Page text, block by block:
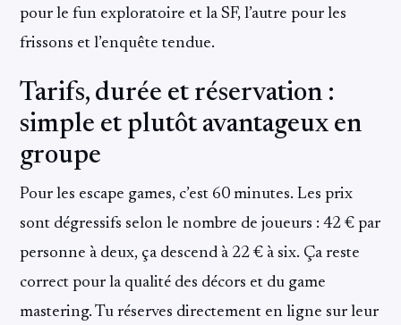
pour le fun exploratoire et la SF, l’autre pour les
frissons et l’enquête tendue.
Tarifs, durée et réservation :
simple et plutôt avantageux en
groupe
Pour les escape games, c’est 60 minutes. Les prix
sont dégressifs selon le nombre de joueurs : 42 € par
personne à deux, ça descend à 22 € à six. Ça reste
correct pour la qualité des décors et du game
mastering. Tu réserves directement en ligne sur leur